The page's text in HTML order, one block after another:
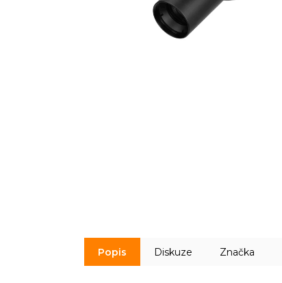
Popis Diskuze Značka